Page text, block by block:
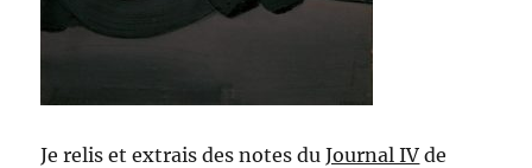
Je relis et extrais des notes duJournal IV de